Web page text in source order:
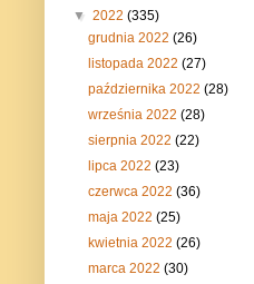
▼ 2022 (335)
grudnia 2022(26)
listopada 2022(27)
października 2022(28)
września 2022(28)
sierpnia 2022(22)
lipca 2022(23)
czerwca 2022(36)
maja 2022(25)
kwietnia 2022(26)
marca 2022(30)